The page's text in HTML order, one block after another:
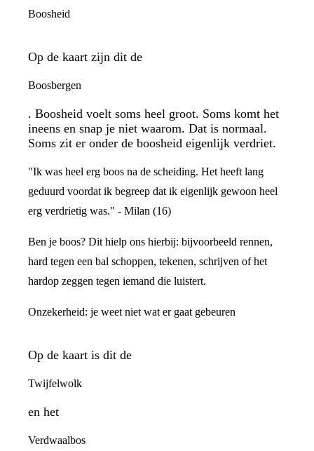
Boosheid
Op de kaart zijn dit de
Boosbergen
. Boosheid voelt soms heel groot. Soms komt het
ineens en snap je niet waarom. Dat is normaal.
Soms zit er onder de boosheid eigenlijk verdriet.
"Ik was heel erg boos na de scheiding. Het heeft lang
geduurd voordat ik begreep dat ik eigenlijk gewoon heel
erg verdrietig was." - Milan (16)
Ben je boos? Dit hielp ons hierbij: bijvoorbeeld rennen,
hard tegen een bal schoppen, tekenen, schrijven of het
hardop zeggen tegen iemand die luistert.
Onzekerheid: je weet niet wat er gaat gebeuren
Op de kaart is dit de
Twijfelwolk
en het
Verdwaalbos